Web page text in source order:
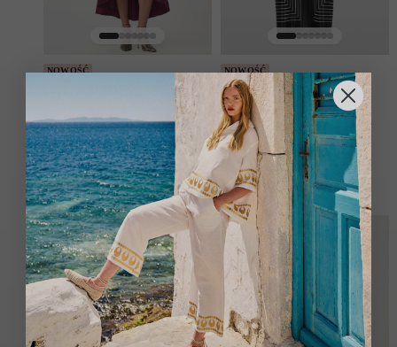
NOWOŚĆ
SUKIENKA Z
ROZKLOSZOWANYM
DOŁEM BURGUNDOWA
1659.00zł
NOWOŚĆ
MARC CAIN
SUKIENKA MIDI Z
WISKOZY I JEDWABIU
CZARNO-BIAŁA
2149.00